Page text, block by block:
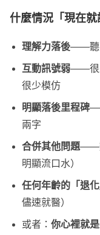
什麼情況「現在
理解力落後——聽
互動訊號弱——很
很少模仿
明顯落後里程碑
兩字
合併其他問題——
明顯流口水）
任何年齡的「退化
儘速就醫）
或者： 你心裡就